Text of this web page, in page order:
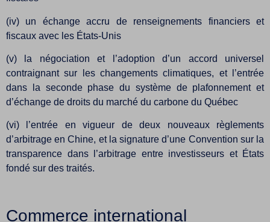
(iv) un échange accru de renseignements financiers et
fiscaux avec les États-Unis
(v) la négociation et l’adoption d’un accord universel
contraignant sur les changements climatiques, et l’entrée
dans la seconde phase du système de plafonnement et
d’échange de droits du marché du carbone du Québec
(vi) l’entrée en vigueur de deux nouveaux règlements
d’arbitrage en Chine, et la signature d’une Convention sur la
transparence dans l’arbitrage entre investisseurs et États
fondé sur des traités.
Commerce international